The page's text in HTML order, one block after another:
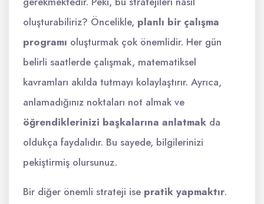
oluşturabiliriz? Öncelikle, planlı bir çalışma
programı oluşturmak çok önemlidir. Her gün
belirli saatlerde çalışmak, matematiksel
kavramları akılda tutmayı kolaylaştırır. Ayrıca,
anlamadığınız noktaları not almak ve
öğrendiklerinizi başkalarına anlatmak da
oldukça faydalıdır. Bu sayede, bilgilerinizi
pekiştirmiş olursunuz.
Bir diğer önemli strateji ise pratik yapmaktır.